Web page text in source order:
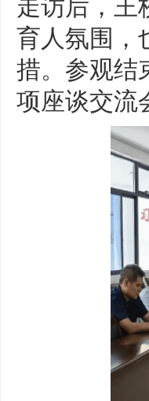
育人氛围，
措。参观结
项座谈交流